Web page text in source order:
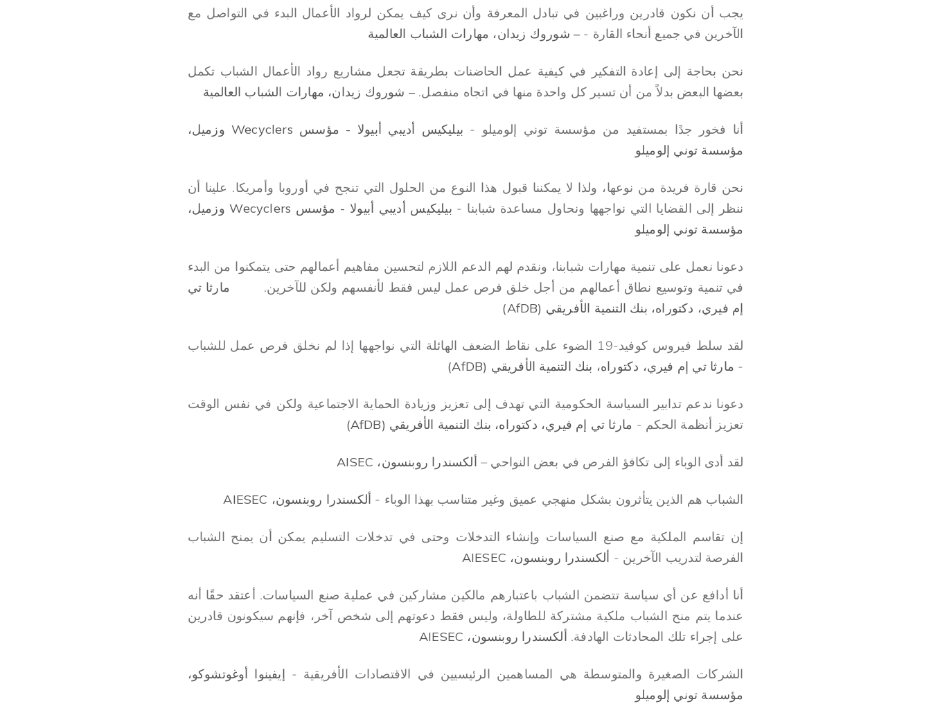
يجب أن نكون قادرين وراغبين في تبادل المعرفة وأن نرى كيف يمكن لرواد الأعمال البدء في التواصل مع
الآخرين في جميع أنحاء القارة - – شوروك زيدان، مهارات الشباب العالمية
نحن بحاجة إلى إعادة التفكير في كيفية عمل الحاضنات بطريقة تجعل مشاريع رواد الأعمال الشباب تكمل
بعضها البعض بدلاً من أن تسير كل واحدة منها في اتجاه منفصل. – شوروك زيدان، مهارات الشباب العالمية
أنا فخور جدًا بمستفيد من مؤسسة توني إلوميلو -
بيليكيس أديبي أبيولا - مؤسس Wecyclers وزميل،
مؤسسة توني إلوميلو
نحن قارة فريدة من نوعها، ولذا لا يمكننا قبول هذا النوع من الحلول التي تنجح في أوروبا وأمريكا. علينا أن
ننظر إلى القضايا التي نواجهها ونحاول مساعدة شبابنا -
بيليكيس أديبي أبيولا - مؤسس Wecyclers وزميل،
مؤسسة توني إلوميلو
دعونا نعمل على تنمية مهارات شبابنا، ونقدم لهم الدعم اللازم لتحسين مفاهيم أعمالهم حتى يتمكنوا من البدء
في تنمية وتوسيع نطاق أعمالهم من أجل خلق فرص عمل ليس فقط لأنفسهم ولكن للآخرين. مارثا تي
إم فيري، دكتوراه، بنك التنمية الأفريقي (AfDB)
لقد سلط فيروس كوفيد-19 الضوء على نقاط الضعف الهائلة التي نواجهها إذا لم نخلق فرص عمل للشباب
- مارثا تي إم فيري، دكتوراه، بنك التنمية الأفريقي (AfDB)
دعونا ندعم تدابير السياسة الحكومية التي تهدف إلى تعزيز وزيادة الحماية الاجتماعية ولكن في نفس الوقت
تعزيز أنظمة الحكم - مارثا تي إم فيري، دكتوراه، بنك التنمية الأفريقي (AfDB)
لقد أدى الوباء إلى تكافؤ الفرص في بعض النواحي – ألكسندرا روبنسون، AISEC
الشباب هم الذين يتأثرون بشكل منهجي عميق وغير متناسب بهذا الوباء - ألكسندرا روبنسون، AIESEC
إن تقاسم الملكية مع صنع السياسات وإنشاء التدخلات وحتى في تدخلات التسليم يمكن أن يمنح الشباب
الفرصة لتدريب الآخرين - ألكسندرا روبنسون، AIESEC
أنا أدافع عن أي سياسة تتضمن الشباب باعتبارهم مالكين مشاركين في عملية صنع السياسات. أعتقد حقًا أنه
عندما يتم منح الشباب ملكية مشتركة للطاولة، وليس فقط دعوتهم إلى شخص آخر، فإنهم سيكونون قادرين
على إجراء تلك المحادثات الهادفة. ألكسندرا روبنسون، AIESEC
الشركات الصغيرة والمتوسطة هي المساهمين الرئيسيين في الاقتصادات الأفريقية - إيفينوا أوغوتشوكو،
مؤسسة توني إلوميلو